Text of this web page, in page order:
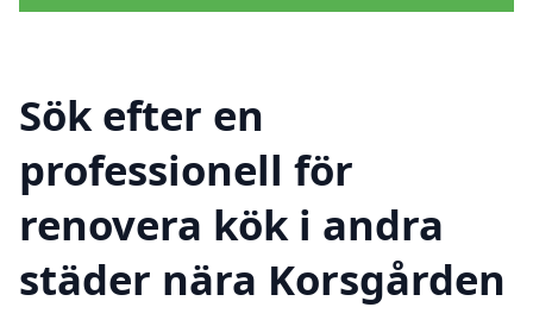
Sök efter en
professionell för
renovera kök i andra
städer nära Korsgården